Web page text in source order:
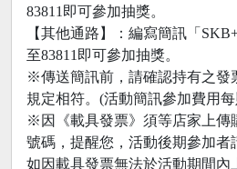
83811即可參加抽獎。
【其他通路】：編寫簡訊「
至83811即可參加抽獎。
※傳送簡訊前，請確認持有之發
規定相符。(活動簡訊參加費用
※因《載具發票》須等店家上傳
號碼，提醒您，活動後期參加者
如因載具發票無法於活動期間內